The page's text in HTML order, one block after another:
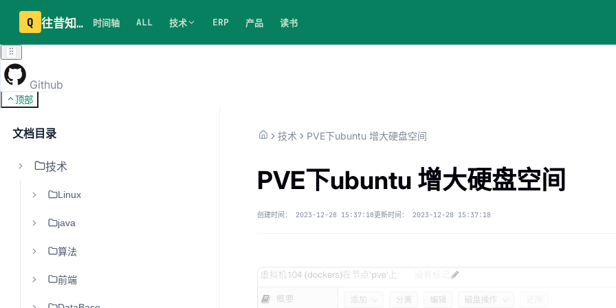
Q 往昔知识库 时间轴 ALL 技术 ERP 产品 读书
Github
顶部
文档目录
技术
Linux
java
算法
前端
技术 PVE下ubuntu 增大硬盘空间
PVE下ubuntu 增大硬盘空间
创建时间： 2023-12-28 15:37:18更新时间： 2023-12-28 15:37:18